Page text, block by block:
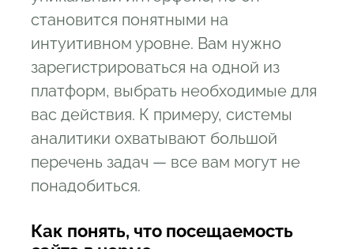
становится понятными на
интуитивном уровне. Вам нужно
зарегистрироваться на одной из
платформ, выбрать необходимые для
вас действия. К примеру, системы
аналитики охватывают большой
перечень задач — все вам могут не
понадобиться.
Как понять, что посещаемость